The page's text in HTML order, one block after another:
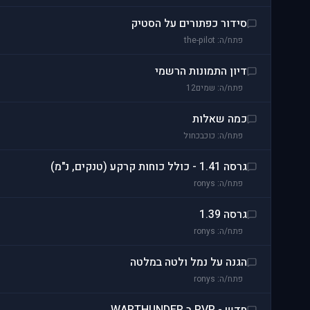
סידור כפתורים על הסטיק
פתח/ה: the-pilot
דיון התמונות הרשמי
פתח/ה: שמים12
כמה שאלות
פתח/ה: כוכבכחול
גרסה 1.41 - כולל כוחות קרקע (טנקים, נ"מ)
פתח/ה: ronys
גרסה 1.39
פתח/ה: ronys
הגנה על נמל ולטה במלטה
פתח/ה: ronys